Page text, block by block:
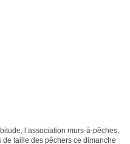
l’association murs-à-pêches,
taille des pêchers ce dimanche